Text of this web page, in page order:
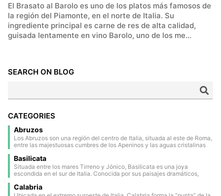
El Brasato al Barolo es uno de los platos más famosos de
la región del Piamonte, en el norte de Italia. Su
ingrediente principal es carne de res de alta calidad,
guisada lentamente en vino Barolo, uno de los me...
SEARCH ON BLOG
CATEGORIES
Abruzos
Los Abruzos son una región del centro de Italia, situada al este de Roma,
entre las majestuosas cumbres de los Apeninos y las aguas cristalinas
nacionales y reservas naturales, lo que la convierte en una de las zonas
más verdes de Europa. El interior está salpicado de pueblos medievales
y renacentistas, encaramados en colinas panorámicas y envueltos en
una atmósfera atemporal. La capital regional, L’Aquila, es una ciudad
histórica rodeada de murallas, profundamente marcada por el terremoto
de 2009, pero aún llena de encanto y tradición. En la costa destaca la
Basilicata
Situada entre los mares Tirreno y Jónico, Basilicata es una joya
escondida en el sur de Italia. Conocida por sus paisajes dramáticos,
mezcla única de naturaleza y cultura. Entre sus principales atractivos se
encuentran las impresionantes viviendas en cuevas de Matera
Calabria